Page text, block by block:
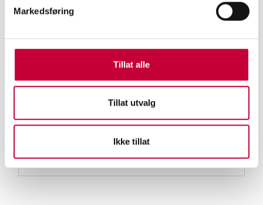
Markedsføring
Tillat alle
Tillat utvalg
Ikke tillat